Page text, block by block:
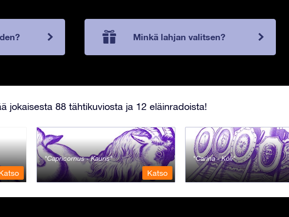
Minkä lahjan valitsen?
jokaisesta 88 tähtikuviosta ja 12 eläinradoista!
Capricornus - Kauris
Katso
Carina - Köli